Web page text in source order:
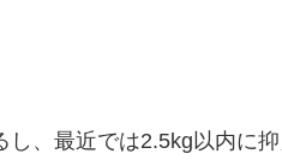
し、最近では2.5kg以内に